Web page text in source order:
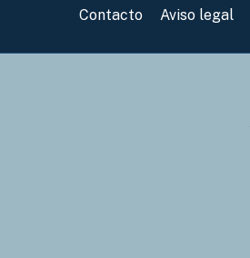
Contacto Aviso legal